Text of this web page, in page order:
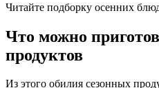
Читайте подборку осенних
Что можно
продуктов
Из этого обилия сезонных